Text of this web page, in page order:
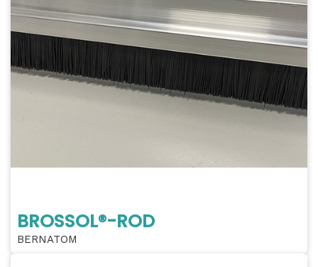
BROSSOL®-ROD
BERNATOM